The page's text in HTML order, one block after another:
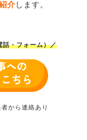
介します。
話・フォーム）／
から連絡あり